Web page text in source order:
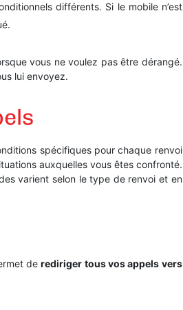
différents. Si le mobile n’est
vous ne voulez pas être dérangé.
lui envoyez.
spécifiques pour chaque renvoi
auxquelles vous êtes confronté.
varient selon le type de renvoi et en
derediriger tous vos appels vers